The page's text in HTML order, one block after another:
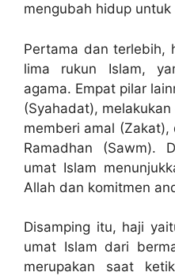
mengubah hidup
Pertama dan terlebih,
lima rukun Islam,
agama. Empat pilar
(Syahadat),
memberi amal
Ramadhan (Sawm).
umat Islam
Allah dan komitmen
Disamping itu, haji
umat Islam dari
merupakan saat